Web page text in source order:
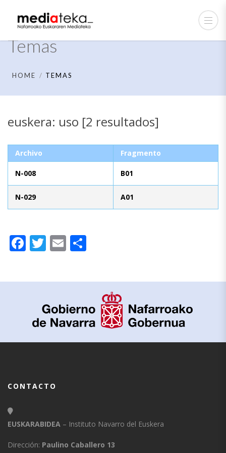
Temas
HOME TEMAS
euskera: uso [2 resultados]
Archivo Fragmento
N-008 B01
N-029 A01
Facebook
Twitter
Email
CONTACTO
EUSKARABIDEA – Instituto Navarro del Euskera
Dirección: Paulino Caballero 13